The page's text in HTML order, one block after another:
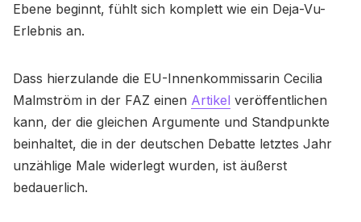
Ebene beginnt, fühlt sich komplett wie ein Deja-Vu-
Erlebnis an.
Dass hierzulande die EU-Innenkommissarin Cecilia
Malmström in der FAZ einen Artikel veröffentlichen
kann, der die gleichen Argumente und Standpunkte
beinhaltet, die in der deutschen Debatte letztes Jahr
unzählige Male widerlegt wurden, ist äußerst
bedauerlich.